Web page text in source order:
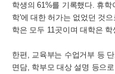
학생의 61%를 기록했다. 휴
학'에 대한 허가는 없었던 것
학은 모두 11곳이며 대학은
한편, 교육부는 수업거부 등
면담, 학부모 대상 설명 등으